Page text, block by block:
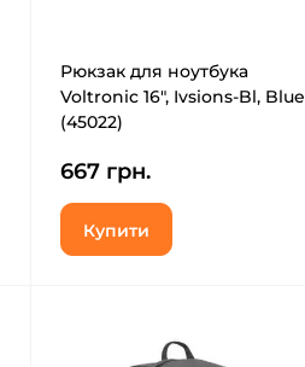
Рюкзак для ноутбука
Voltronic 16", Ivsions-Bl, Blue
(45022)
667 грн.
Купити